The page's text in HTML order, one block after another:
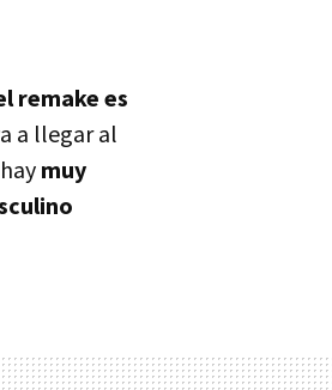
remake es
a llegar al
muy